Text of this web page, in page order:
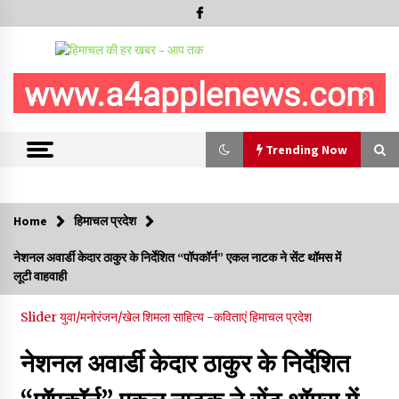
Trending Now
हमीरपुर के बड़सर में मनाया जाएगा राज्यस्तरीय स्वतंत्रता दिवस समारोह, CM
सुक्खू करेंगे ध्वजारोहण
07/08/2026
Home हिमाचल प्रदेश
नेशनल अवार्डी केदार ठाकुर के निर्देशित “पॉपकॉर्न” एकल नाटक ने सेंट थॉमस में
लूटी वाहवाही
Sliderयुवा/मनोरंजन/खेलशिमलासाहित्य -कविताएंहिमाचल प्रदेश
नेशनल अवार्डी केदार ठाकुर के निर्देशित